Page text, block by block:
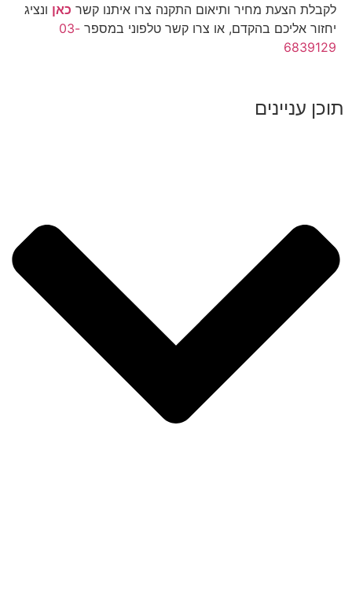
לקבלת הצעת מחיר ותיאום התקנה צרו איתנו קשר כאן ונציג
יחזור אליכם בהקדם, או צרו קשר טלפוני במספר 03-
6839129
תוכן עניינים